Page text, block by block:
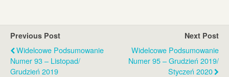
Previous Post
Widelcowe Podsumowanie
Numer 93 – Listopad/
Grudzień 2019
Next Post
Widelcowe Podsumowanie
Numer 95 – Grudzień 2019/
Styczeń 2020